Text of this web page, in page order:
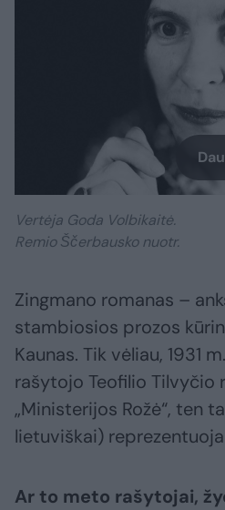
Vertėja Goda Volbikaitė.
Remio Ščerbausko nuotr.
Zingmano romanas –
stambiosios prozos
Kaunas. Tik vėliau, 1931
rašytojo Teofilio Tilvyčio
„Ministerijos Rožė“, ten
lietuviškai)
Ar to meto rašytojai,